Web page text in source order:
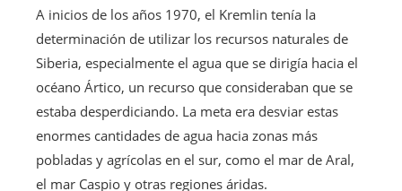
A inicios de los años 1970, el Kremlin tenía la
determinación de utilizar los recursos naturales de
Siberia, especialmente el agua que se dirigía hacia el
océano Ártico, un recurso que consideraban que se
estaba desperdiciando. La meta era desviar estas
enormes cantidades de agua hacia zonas más
pobladas y agrícolas en el sur, como el mar de Aral,
el mar Caspio y otras regiones áridas.